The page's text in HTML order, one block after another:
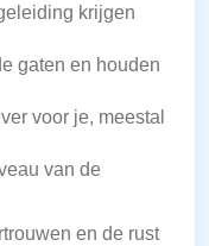
krijgen
gaten en houden
voor je, meestal
van de
en de rust